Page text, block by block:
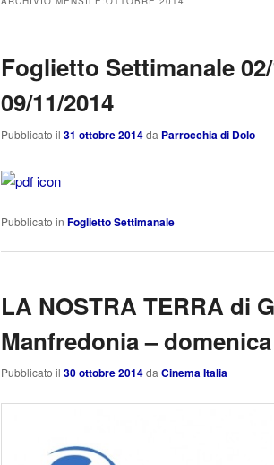
Foglietto Settimanale
09/11/2014
Pubblicato il 31 ottobre 2014da Parrocchia di Dolo
Pubblicato in Foglietto Settimanale
LA NOSTRA TERRA di
Manfredonia –
Pubblicato il 30 ottobre 2014daCinema Italia